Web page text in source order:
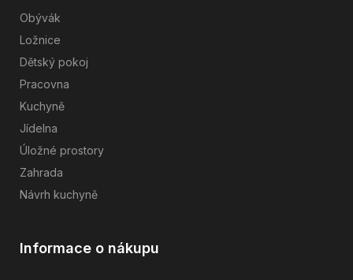
Obývák
Ložnice
Dětský pokoj
Pracovna
Kuchyně
Jídelna
Úložné prostory
Zahrada
Návrh kuchyně
Informace o nákupu